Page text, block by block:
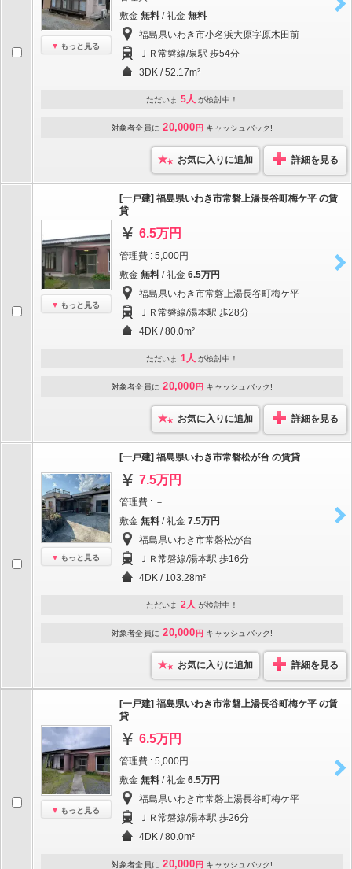
もっと見る
敷金 無料 / 礼金 無料
福島県いわき市小名浜大原字原木田前
ＪＲ常磐線/泉駅 歩54分
3DK / 52.17m²
ただいま 5人 が検討中！
対象者全員に 20,000 円 キャッシュバック!
お気に入りに追加 詳細を見る
もっと見る
[一戸建] 福島県いわき市常磐上湯長谷町梅ケ平 の賃
貸
6.5万円
管理費 : 5,000円
敷金 無料 / 礼金 6.5万円
福島県いわき市常磐上湯長谷町梅ケ平
ＪＲ常磐線/湯本駅 歩28分
4DK / 80.0m²
ただいま 1人 が検討中！
対象者全員に 20,000 円 キャッシュバック!
お気に入りに追加 詳細を見る
もっと見る
[一戸建] 福島県いわき市常磐松が台 の賃貸
7.5万円
管理費 : －
敷金 無料 / 礼金 7.5万円
福島県いわき市常磐松が台
ＪＲ常磐線/湯本駅 歩16分
4DK / 103.28m²
ただいま 2人 が検討中！
対象者全員に 20,000 円 キャッシュバック!
お気に入りに追加 詳細を見る
もっと見る
[一戸建] 福島県いわき市常磐上湯長谷町梅ケ平 の賃
貸
6.5万円
管理費 : 5,000円
敷金 無料 / 礼金 6.5万円
福島県いわき市常磐上湯長谷町梅ケ平
ＪＲ常磐線/湯本駅 歩26分
4DK / 80.0m²
対象者全員に 20,000 円 キャッシュバック!